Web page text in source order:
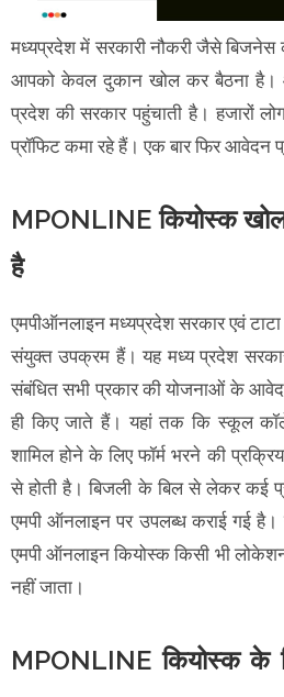
मध्यप्रदेश में सरकारी नौकरी जैसे बिजनेस
आपको केवल दुकान खोल कर बैठना है।
प्रदेश की सरकार पहुंचाती है। हजारों
प्रॉफिट कमा रहे हैं। एक बार फिर आवेदन
MPONLINE कियोस्क
है
एमपीऑनलाइन मध्यप्रदेश सरकार एवं
संयुक्त उपक्रम हैं। यह मध्य प्रदेश
संबंधित सभी प्रकार की योजनाओं के
ही किए जाते हैं। यहां तक कि स्कूल
शामिल होने के लिए फॉर्म भरने की
से होती है। बिजली के बिल से लेकर कई
एमपी ऑनलाइन पर उपलब्ध कराई गई
एमपी ऑनलाइन कियोस्क किसी भी
नहीं जाता।
MPONLINE कियोस्क के